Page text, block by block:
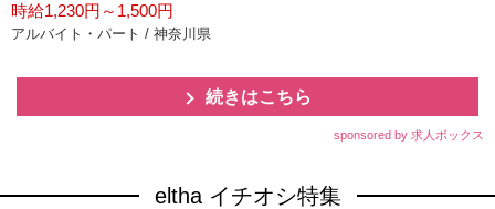
時給1,230円～1,500円
アルバイト・パート / 神奈川県
続きはこちら
sponsored by 求人ボックス
eltha イチオシ特集